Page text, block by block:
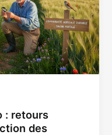
: retours
des